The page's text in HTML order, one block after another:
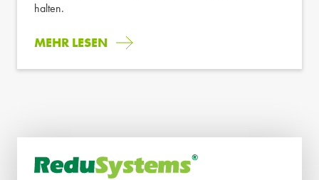
halten.
MEHR LESEN